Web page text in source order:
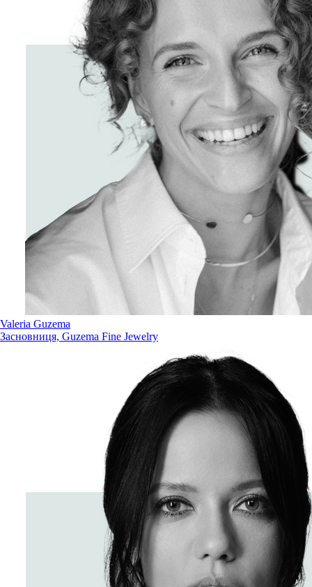
Valeria Guzema
Засновниця, Guzema Fine Jewelry